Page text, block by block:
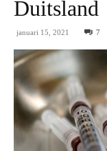
Duitsland
januari 15, 2021 7